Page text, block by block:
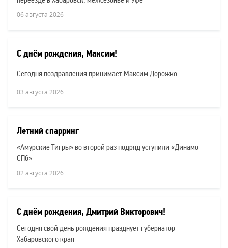
06 августа 2026
С днём рождения, Максим!
Сегодня поздравления принимает Максим Дорожко
03 августа 2026
Летний спарринг
«Амурские Тигры» во второй раз подряд уступили «Динамо
СПб»
02 августа 2026
С днём рождения, Дмитрий Викторович!
Сегодня свой день рождения празднует губернатор
Хабаровского края